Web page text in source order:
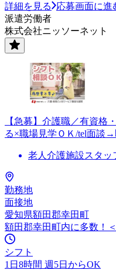
詳細を見る
応募画面に進
派遣労働者
株式会社ニッソーネット
【急募】介護職／有資格
る×職場見学ＯＫ/tel面談→
老人介護施設スタッ
勤務地
面接地
愛知県額田郡幸田町
額田郡幸田町内に多数！
シフト
1日8時間 週5日からOK